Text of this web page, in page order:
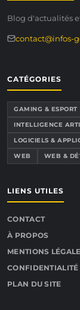
Blog d'actualités
contact@infos-
CATÉGORIES
GAMING & ESPORT
INTELLIGENCE
LOGICIELS &
WEB
WEB &
LIENS UTILES
CONTACT
À PROPOS
MENTIONS
CONFIDENTIALITÉ
PLAN DU SITE